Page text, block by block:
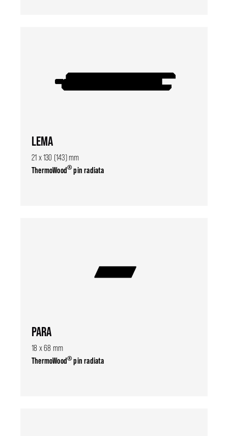
LEMA
21 x 130 (143) mm
ThermoWood®pin radiata
PARA
18 x 68 mm
ThermoWood®pin radiata